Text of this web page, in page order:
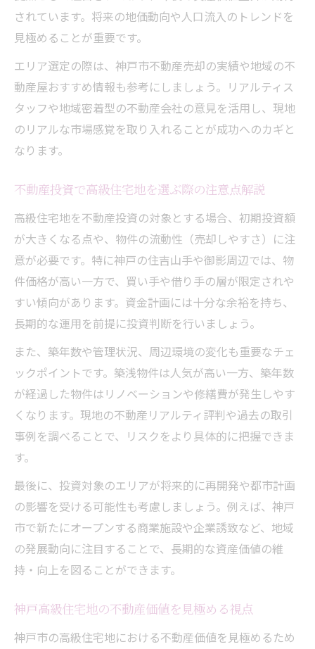
されています。将来の地価動向や人口流入のトレンドを
見極めることが重要です。
エリア選定の際は、神戸市不動産売却の実績や地域の不
動産屋おすすめ情報も参考にしましょう。リアルティス
タッフや地域密着型の不動産会社の意見を活用し、現地
のリアルな市場感覚を取り入れることが成功へのカギと
なります。
不動産投資で高級住宅地を選ぶ際の注意点解説
高級住宅地を不動産投資の対象とする場合、初期投資額
が大きくなる点や、物件の流動性（売却しやすさ）に注
意が必要です。特に神戸の住吉山手や御影周辺では、物
件価格が高い一方で、買い手や借り手の層が限定されや
すい傾向があります。資金計画には十分な余裕を持ち、
長期的な運用を前提に投資判断を行いましょう。
また、築年数や管理状況、周辺環境の変化も重要なチェ
ックポイントです。築浅物件は人気が高い一方、築年数
が経過した物件はリノベーションや修繕費が発生しやす
くなります。現地の不動産リアルティ評判や過去の取引
事例を調べることで、リスクをより具体的に把握できま
す。
最後に、投資対象のエリアが将来的に再開発や都市計画
の影響を受ける可能性も考慮しましょう。例えば、神戸
市で新たにオープンする商業施設や企業誘致など、地域
の発展動向に注目することで、長期的な資産価値の維
持・向上を図ることができます。
神戸高級住宅地の不動産価値を見極める視点
神戸市の高級住宅地における不動産価値を見極めるため